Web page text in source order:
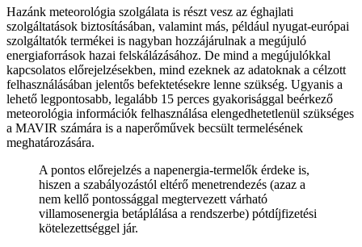
Hazánk meteorológia szolgálata is részt vesz az éghajlati
szolgáltatások biztosításában, valamint más, például nyugat-európai
szolgáltatók termékei is nagyban hozzájárulnak a megújuló
energiaforrások hazai felskálázásához. De mind a megújulókkal
kapcsolatos előrejelzésekben, mind ezeknek az adatoknak a célzott
felhasználásában jelentős befektetésekre lenne szükség. Ugyanis a
lehető legpontosabb, legalább 15 perces gyakorisággal beérkező
meteorológia információk felhasználása elengedhetetlenül szükséges
a MAVIR számára is a naperőművek becsült termelésének
meghatározására.
A pontos előrejelzés a napenergia-termelők érdeke is,
hiszen a szabályozástól eltérő menetrendezés (azaz a
nem kellő pontossággal megtervezett várható
villamosenergia betáplálása a rendszerbe) pótdíjfizetési
kötelezettséggel jár.